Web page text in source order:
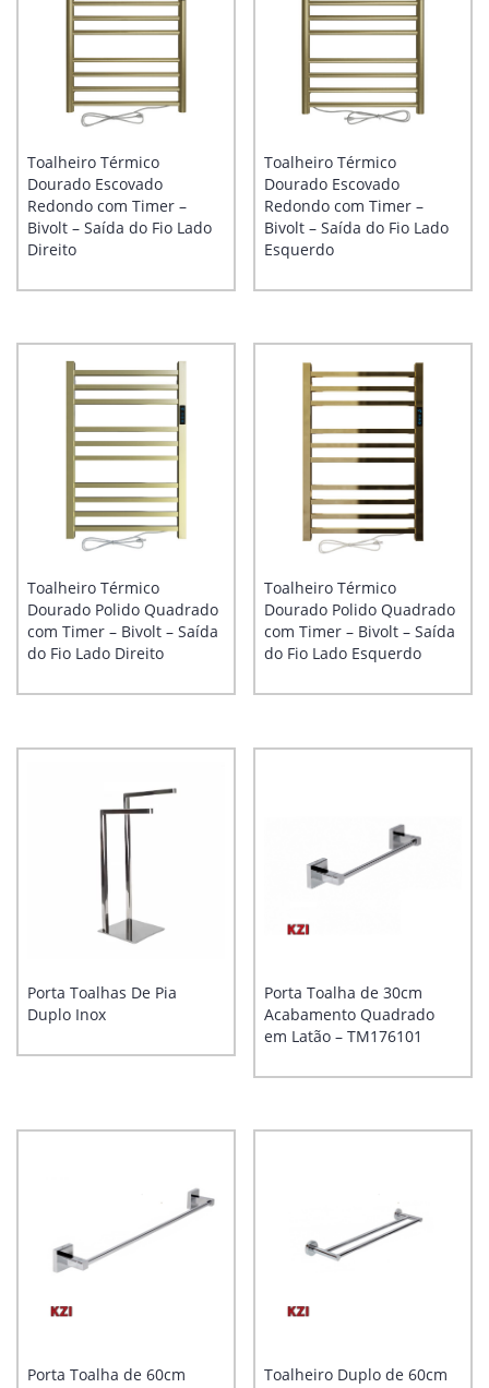
Toalheiro Térmico
Dourado Escovado
Redondo com Timer –
Bivolt – Saída do Fio Lado
Direito
Toalheiro Térmico
Dourado Escovado
Redondo com Timer –
Bivolt – Saída do Fio Lado
Esquerdo
Toalheiro Térmico
Dourado Polido Quadrado
com Timer – Bivolt – Saída
do Fio Lado Direito
Toalheiro Térmico
Dourado Polido Quadrado
com Timer – Bivolt – Saída
do Fio Lado Esquerdo
Porta Toalhas De Pia
Duplo Inox
Porta Toalha de 30cm
Acabamento Quadrado
em Latão – TM176101
Porta Toalha de 60cm
Toalheiro Duplo de 60cm